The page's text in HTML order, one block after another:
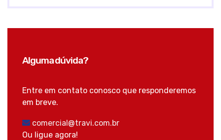
Alguma dúvida?
Entre em contato conosco que responderemos
em breve.
comercial@travi.com.br
Ou ligue agora!